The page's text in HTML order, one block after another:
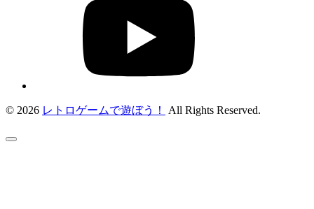
© 2026 レトロゲームで遊ぼう！ All Rights Reserved.